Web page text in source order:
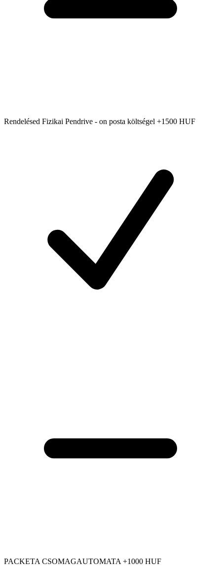
Rendelésed Fizikai Pendrive - on posta költségel +1500 HUF
PACKETA CSOMAGAUTOMATA +1000 HUF